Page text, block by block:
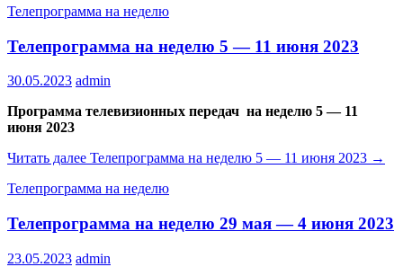
Телепрограмма на неделю
Телепрограмма на неделю 5 — 11 июня 2023
30.05.2023 admin
Программа телевизионных передач на неделю 5 — 11
июня 2023
Читать далее Телепрограмма на неделю 5 — 11 июня 2023 →
Телепрограмма на неделю
Телепрограмма на неделю 29 мая — 4 июня 2023
23.05.2023 admin